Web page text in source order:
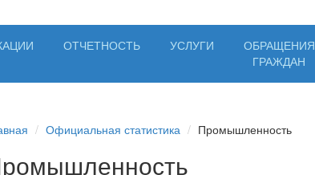
ОТЧЕТНОСТЬ УСЛУГИ
ОБРАЩЕНИЯ
ГРАЖДАН
Официальная статистика Промышленность